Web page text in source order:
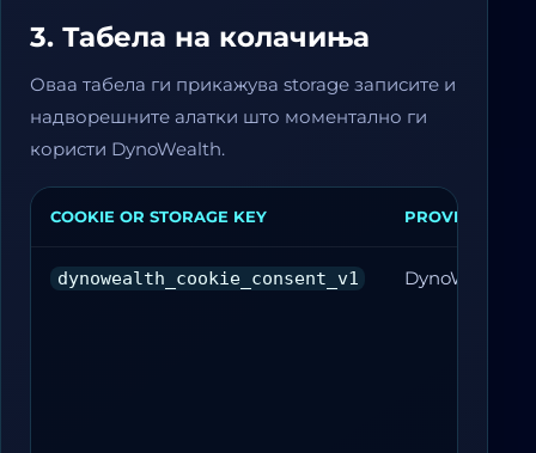
3. Табела на колачиња
Оваа табела ги прикажува storage записите и
надворешните алатки што моментално ги
користи DynoWealth.
COOKIE OR STORAGE KEY PROVIDER
dynowealth_cookie_consent_v1 DynoWealth